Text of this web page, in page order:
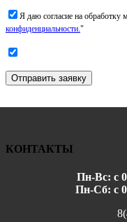
Я даю согласие на обработку
конфиденциальности."
Отправить заявку
КОНТАКТЫ
Пн-Вс: с
Пн-Сб: с